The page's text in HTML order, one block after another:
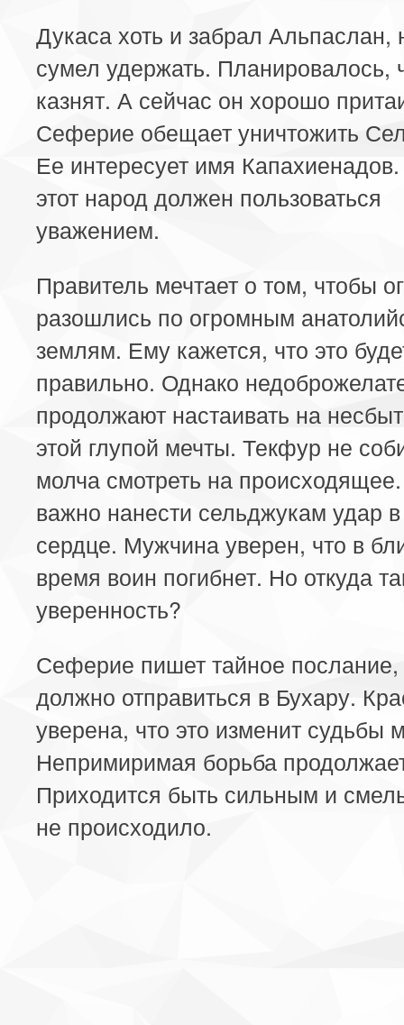
Дукаса хоть и забрал Альпаслан,
сумел удержать. Планировалось,
казнят. А сейчас он хорошо
Сеферие обещает уничтожить
Ее интересует имя
этот народ должен пользоваться
уважением.
Правитель мечтает о том, чтобы
разошлись по огромным
землям. Ему кажется, что это
правильно. Однако
продолжают настаивать на
этой глупой мечты. Текфур не
молча смотреть на
важно нанести сельджукам удар
сердце. Мужчина уверен, что в
время воин погибнет. Но откуда
уверенность?
Сеферие пишет тайное послание,
должно отправиться в Бухару.
уверена, что это изменит судьбы
Непримиримая борьба
Приходится быть сильным и
не происходило.